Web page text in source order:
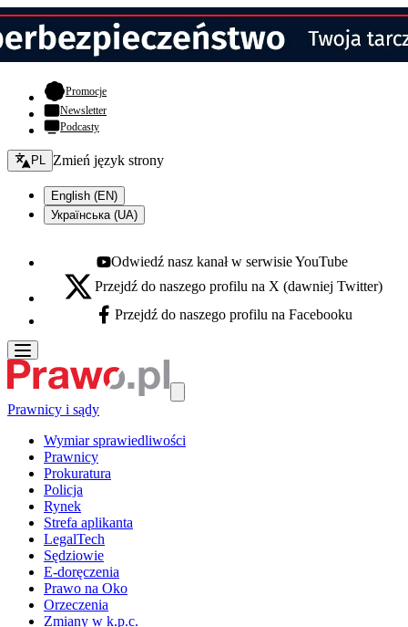
Promocje- otwiera się w nowej karcie
Newsletter
Podcasty
Zmień język - bieżący:
PL Zmień język strony
English (EN)
Українська (UA)
Youtube - otwiera się w nowej karcie
Odwiedź nasz kanał w serwisie YouTube
X - otwiera się w nowej karcie
Przejdź do naszego profilu na X (dawniej Twitter)
Facebook - otwiera się w nowej karcie
Przejdź do naszego profilu na Facebooku
Prawnicy i sądy
Wymiar sprawiedliwości
Prawnicy
Prokuratura
Policja
Rynek
Strefa aplikanta
LegalTech
Sędziowie
E-doręczenia
Prawo na Oko
Orzeczenia
Zmiany w k.p.c.